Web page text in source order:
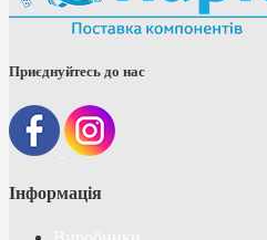
Приєднуйтесь до нас
Інформація